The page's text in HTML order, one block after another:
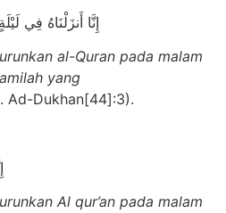
إِنَّا أَنزَلْنَاهُ فِي
al-Quran pada malam
yang
Ad-Dukhan[44]:3).
Al qur’an pada malam